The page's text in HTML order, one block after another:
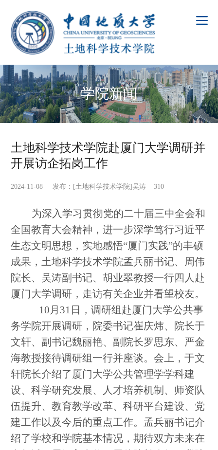
学院新闻
土地科学技术学院赴厦门大学调研并
开展访企拓岗工作
2024-11-08 发布：[土地科学技术学院]吴涛 310
为深入学习贯彻党的二十届三中全会和
全国教育大会精神，进一步深学笃行习近平
生态文明思想，实地感悟“厦门实践”的丰硕
成果，土地科学技术学院孟兵丽书记、周伟
院长、吴涛副书记、胡业翠教授一行四人赴
厦门大学调研，走访有关企业并看望校友。
10月31日，调研组赴厦门大学公共事
务学院开展调研，院委书记崔庆炜、院长于
文轩、副书记魏丽艳、副院长罗思东、严金
海教授接待调研组一行并座谈。会上，于文
轩院长介绍了厦门大学公共管理学学科建
设、科学研究发展、人才培养机制、师资队
伍提升、教育教学改革、科研平台建设、党
建工作以及今后的重点工作。孟兵丽书记介
绍了学校和学院基本情况，期待双方未来在